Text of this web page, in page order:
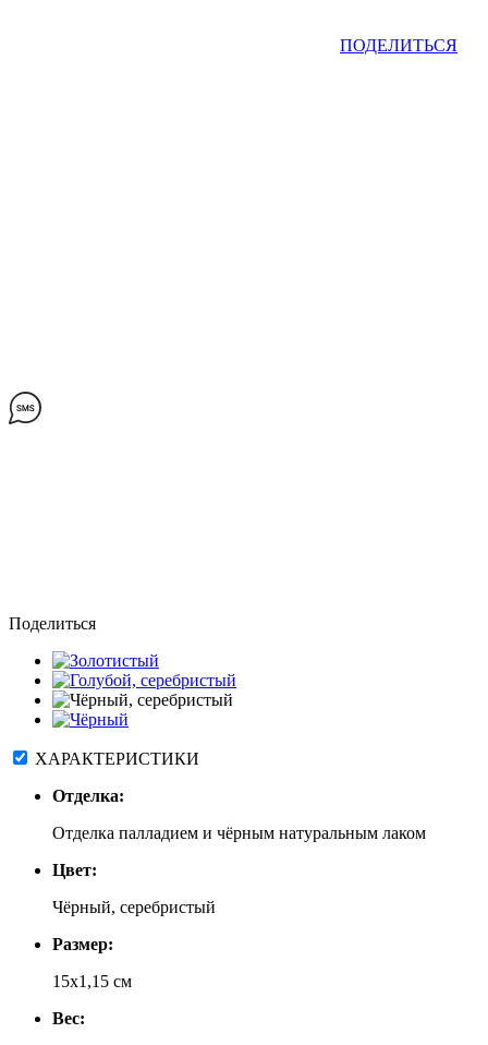
ПОДЕЛИТЬСЯ
Поделиться
ХАРАКТЕРИСТИКИ
Отделка:
Отделка палладием и чёрным натуральным лаком
Цвет:
Чёрный, серебристый
Размер:
15х1,15 см
Вес: